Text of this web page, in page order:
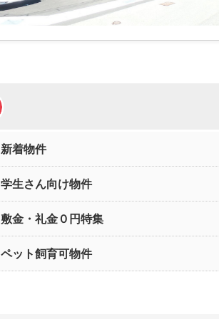
新着物件
学生さん向け物件
敷金・礼金０円特集
ペット飼育可物件